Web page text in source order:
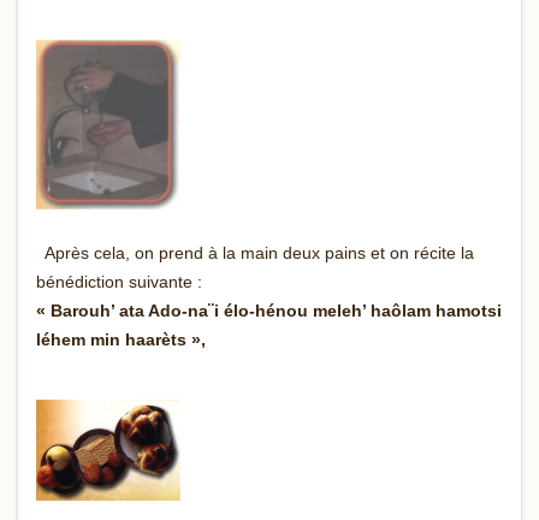
Après cela, on prend à la main deux pains et on récite la
bénédiction suivante :
« Barouh’ ata Ado-na¨i élo-hénou meleh’ haôlam hamotsi
léhem min haarèts »,